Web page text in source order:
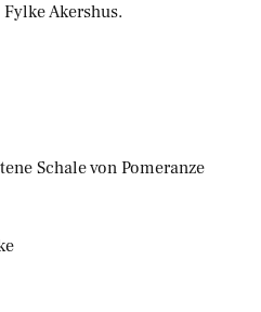
Akershus.
Schale von Pomeranze